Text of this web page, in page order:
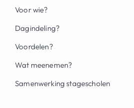
Voor wie?
Dagindeling?
Voordelen?
Wat meenemen?
Samenwerking stagescholen